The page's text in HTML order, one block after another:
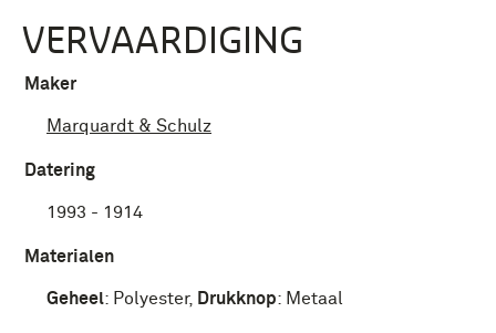
VERVAARDIGING
Maker
Marquardt & Schulz
Datering
1993 - 1914
Materialen
Geheel: Polyester, Drukknop: Metaal